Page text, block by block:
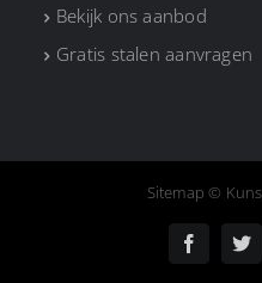
Bekijk ons aanbod
Gratis stalen aanvragen
Sitemap©
Facebook
X